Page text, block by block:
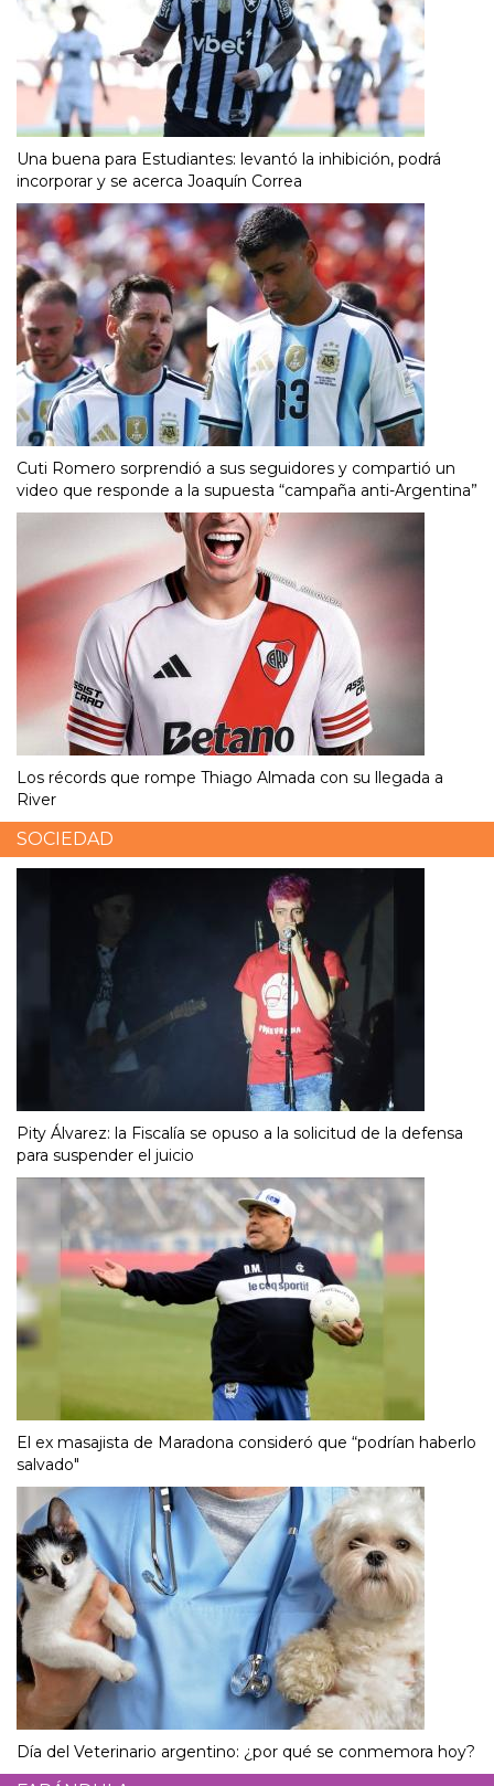
Una buena para Estudiantes: levantó la inhibición, podrá
incorporar y se acerca Joaquín Correa
Cuti Romero sorprendió a sus seguidores y compartió un
video que responde a la supuesta “campaña anti-Argentina”
Los récords que rompe Thiago Almada con su llegada a
River
SOCIEDAD
Pity Álvarez: la Fiscalía se opuso a la solicitud de la defensa
para suspender el juicio
El ex masajista de Maradona consideró que “podrían haberlo
salvado"
Día del Veterinario argentino: ¿por qué se conmemora hoy?